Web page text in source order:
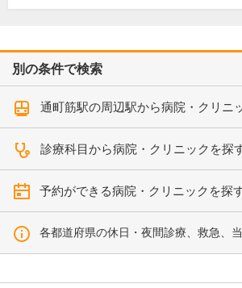
別の条件で検索
通町筋駅の周辺駅から病院・クリニ
診療科目から病院・クリニックを探
予約ができる病院・クリニックを探
各都道府県の休日・夜間診療、救急、